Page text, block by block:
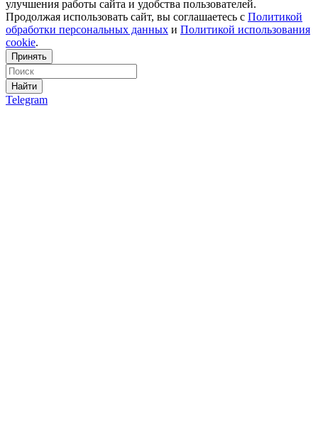
улучшения работы сайта и удобства пользователей.
Продолжая использовать сайт, вы соглашаетесь с Политикой
обработки персональных данных и Политикой использования
cookie.
Принять
Найти
Telegram